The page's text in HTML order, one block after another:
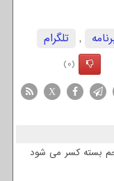
,
تلگرام
(0)
X
بسته کسر می شود